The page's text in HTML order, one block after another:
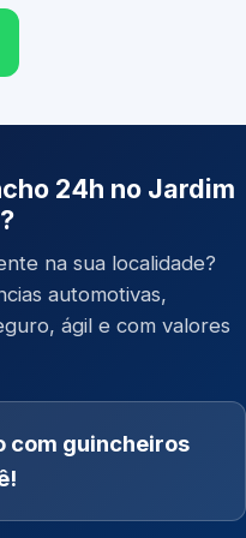
24h no Jardim
na sua localidade?
automotivas,
ágil e com valores
com guincheiros